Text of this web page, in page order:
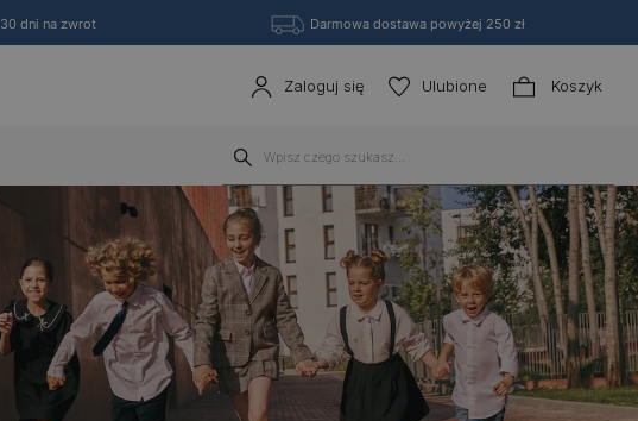
30 dni na zwrot Darmowa dostawa powyżej 250 zł
Zaloguj się Ulubione Koszyk